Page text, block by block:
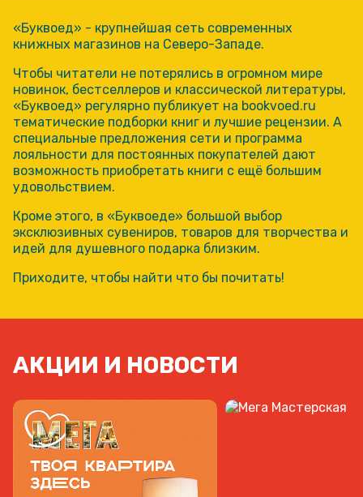
«Буквоед» - крупнейшая сеть современных
книжных магазинов на Северо-Западе.
Чтобы читатели не потерялись в огромном мире
новинок, бестселлеров и классической литературы,
«Буквоед» регулярно публикует на bookvoed.ru
тематические подборки книг и лучшие рецензии. А
специальные предложения сети и программа
лояльности для постоянных покупателей дают
возможность приобретать книги с ещё большим
удовольствием.
Кроме этого, в «Буквоеде» большой выбор
эксклюзивных сувениров, товаров для творчества и
идей для душевного подарка близким.
Приходите, чтобы найти что бы почитать!
АКЦИИ И НОВОСТИ